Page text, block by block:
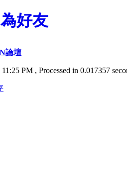
好友
論壇
PM , Processed in 0.017357